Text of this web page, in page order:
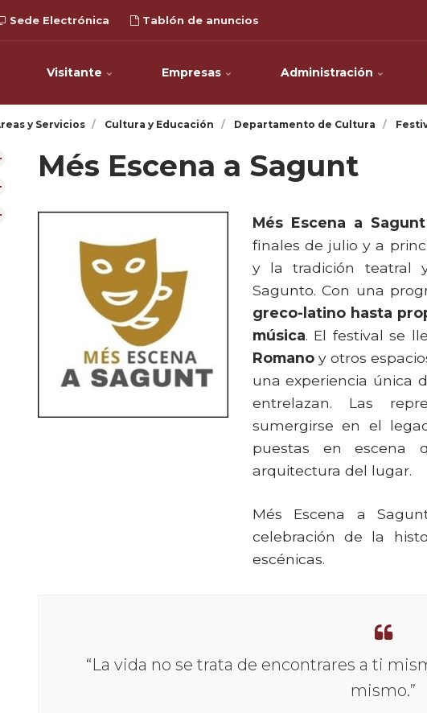
Sede Electrónica Tablón de anuncios
Visitante Empresas Administración
y Servicios Cultura y Educación Departamento de Cultura
Més Escena a Sagunt
Més Escena a Sagunt
finales de julio y a
y la tradición teatral
Sagunto. Con una
greco-latino hasta
música. El festival se
Romanoy otros
una experiencia única
entrelazan. Las
sumergirse en el
puestas en escena
arquitectura del lugar.
Més Escena a
celebración de la
escénicas.
“La vida no se trata de encontrares a ti
mismo.”